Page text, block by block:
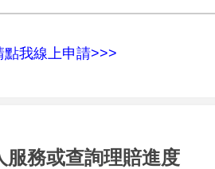
點我線上申請>>>
服務或查詢理賠進度